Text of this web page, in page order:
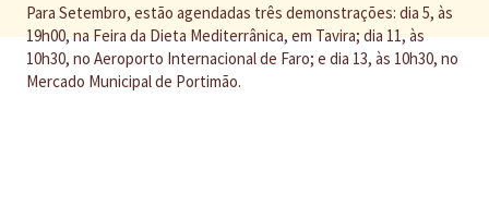
Para Setembro, estão agendadas três demonstrações: dia 5, às
19h00, na Feira da Dieta Mediterrânica, em Tavira; dia 11, às
10h30, no Aeroporto Internacional de Faro; e dia 13, às 10h30, no
Mercado Municipal de Portimão.